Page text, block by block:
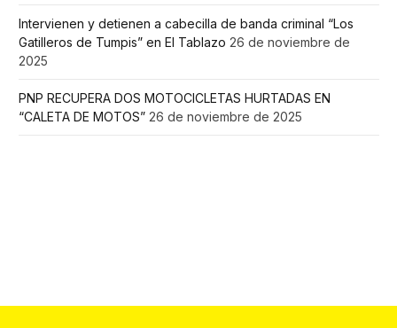
Intervienen y detienen a cabecilla de banda criminal “Los
Gatilleros de Tumpis” en El Tablazo 26 de noviembre de
2025
PNP RECUPERA DOS MOTOCICLETAS HURTADAS EN
“CALETA DE MOTOS” 26 de noviembre de 2025